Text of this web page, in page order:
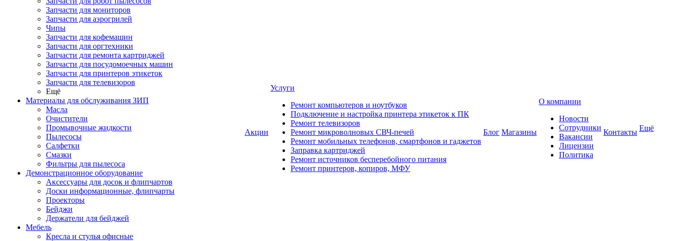
Запчасти для мониторов
Запчасти для аэрогрилей
Чипы
Запчасти для кофемашин
Запчасти для оргтехники
Запчасти для ремонта картриджей
Запчасти для посудомоечных машин
Запчасти для принтеров этикеток
Запчасти для телевизоров
Ещё
Материалы для обслуживания ЗИП
Масла
Очистители
Промывочные жидкости
Пылесосы
Салфетки
Смазки
Фильтры для пылесоса
Демонстрационное оборудование
Аксессуары для досок и флипчартов
Доски информационные, флипчарты
Проекторы
Бейджи
Держатели для бейджей
Мебель
Кресла и стулья офисные
Акции
Услуги
Ремонт компьютеров и ноутбуков
Подключение и настройка принтера этикеток к ПК
Ремонт телевизоров
Ремонт микроволновых СВЧ-печей
Ремонт мобильных телефонов, смартфонов и гаджетов
Заправка картриджей
Ремонт источников бесперебойного питания
Ремонт принтеров, копиров, МФУ
Блог Магазины
О компании
Новости
Сотрудники
Вакансии
Лицензии
Политика
Контакты Ещё